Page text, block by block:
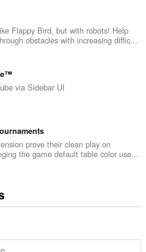
Flappy Bird, but with robots! Help
obstacles with increasing diffic...
via Sidebar UI
prove their clean play on
the game default table color use...